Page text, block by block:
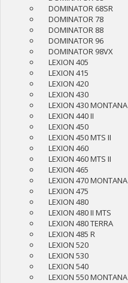
DOMINATOR 68SR
DOMINATOR 78
DOMINATOR 88
DOMINATOR 96
DOMINATOR 98VX
LEXION 405
LEXION 415
LEXION 420
LEXION 430
LEXION 430 MONTANA
LEXION 440 II
LEXION 450
LEXION 450 MTS II
LEXION 460
LEXION 460 MTS II
LEXION 465
LEXION 470 MONTANA
LEXION 475
LEXION 480
LEXION 480 II MTS
LEXION 480 TERRA
LEXION 485 R
LEXION 520
LEXION 530
LEXION 540
LEXION 550 MONTANA